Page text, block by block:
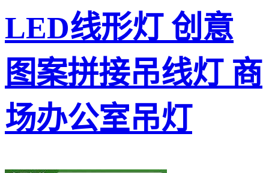
LED线形灯 创意
图案拼接吊线灯 商
场办公室吊灯